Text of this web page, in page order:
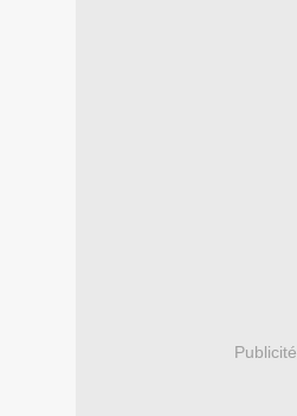
Publicité